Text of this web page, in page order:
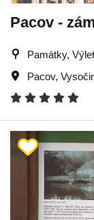
Pacov -
Památky,
Pacov,